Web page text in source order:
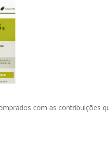
com as contribuições